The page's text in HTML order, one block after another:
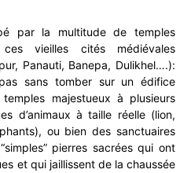
par la multitude de temples
vieilles cités médiévales
Panauti, Banepa, Dulikhel….):
sans tomber sur un édifice
majestueux à plusieurs
d’animaux à taille réelle (lion,
ou bien des sanctuaires
pierres sacrées qui ont
et qui jaillissent de la chaussée